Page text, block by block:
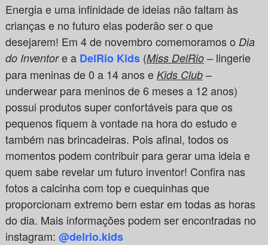
Energia e uma infinidade de ideias não faltam às
crianças e no futuro elas poderão ser o que
desejarem! Em 4 de novembro comemoramos o Dia
do Inventore a DelRio Kids(Miss DelRio– lingerie
para meninas de 0 a 14 anos e Kids Club–
underwear para meninos de 6 meses a 12 anos)
possui produtos super confortáveis para que os
pequenos fiquem à vontade na hora do estudo e
também nas brincadeiras. Pois afinal, todos os
momentos podem contribuir para gerar uma ideia e
quem sabe revelar um futuro inventor! Confira nas
fotos a calcinha com top e cuequinhas que
proporcionam extremo bem estar em todas as horas
do dia. Mais informações podem ser encontradas no
instagram: @delrio.kids